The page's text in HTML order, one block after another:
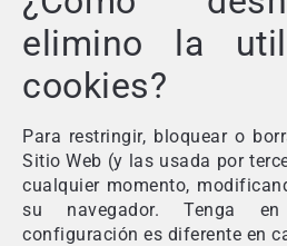
elimino la
cookies?
Para restringir, bloquear o
Sitio Web (y las usada por
cualquier momento,
su navegador. Tenga
configuración es diferente en